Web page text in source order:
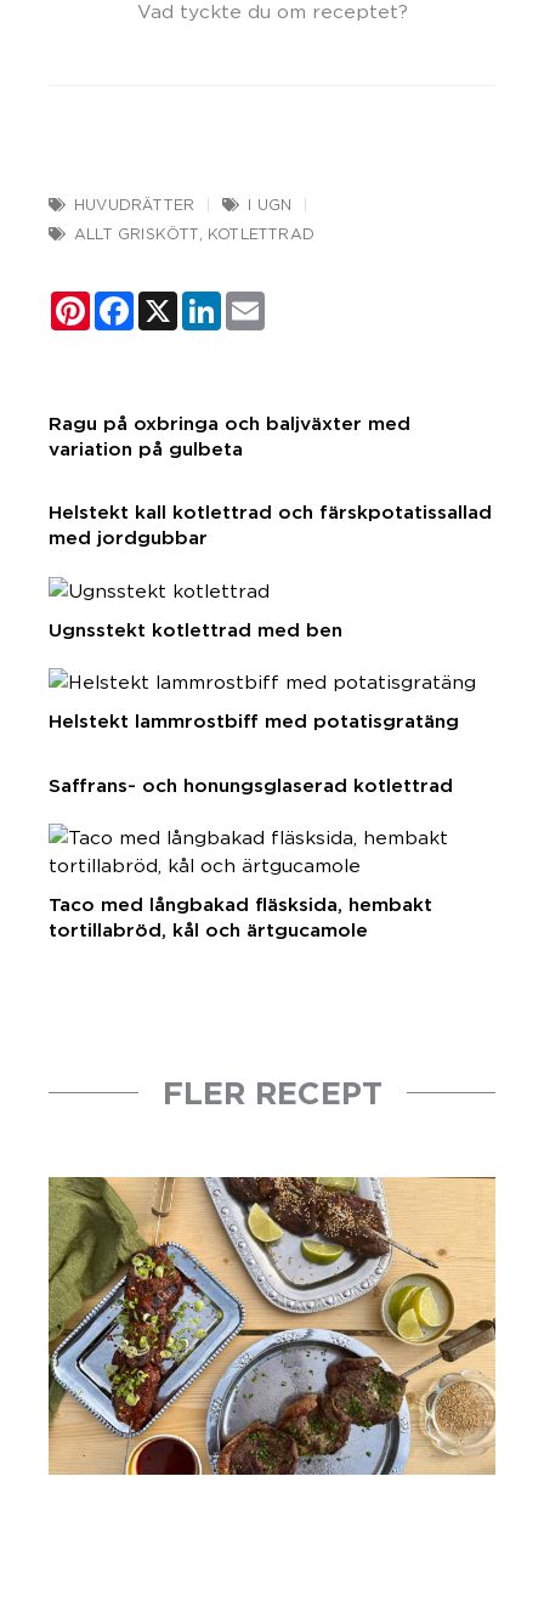
Vad tyckte du om receptet?
HUVUDRÄTTER
I UGN
ALLT GRISKÖTT
KOTLETTRAD
PinterestFacebook
X LinkedIn
Ragu på oxbringa och baljväxter med
variation på gulbeta
Helstekt kall kotlettrad och färskpotatissallad
med jordgubbar
Ugnsstekt kotlettrad med ben
Helstekt lammrostbiff med potatisgratäng
Saffrans- och honungsglaserad kotlettrad
Taco med långbakad fläsksida, hembakt
tortillabröd, kål och ärtgucamole
FLER RECEPT